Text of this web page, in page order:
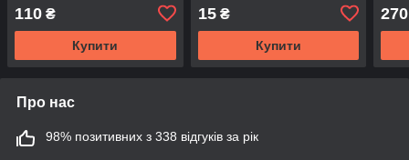
110 ₴
Купити
15₴
Купити
270
Про нас
98% позитивних з 338 відгуків за рік